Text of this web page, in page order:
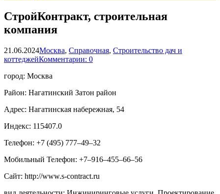
СтройКонтракт, строительная
компания
21.06.2024Москва, Справочная, Строительство дач и
коттеджейКомментарии: 0
город: Москва
Район: Нагатинский Затон район
Адрес: Нагатинская набережная, 54
Индекс: 115407.0
Телефон: +7 (495) 777‒49‒32
Мобильный Телефон: +7‒916‒455‒66‒56
Сайт: http://www.s-contract.ru